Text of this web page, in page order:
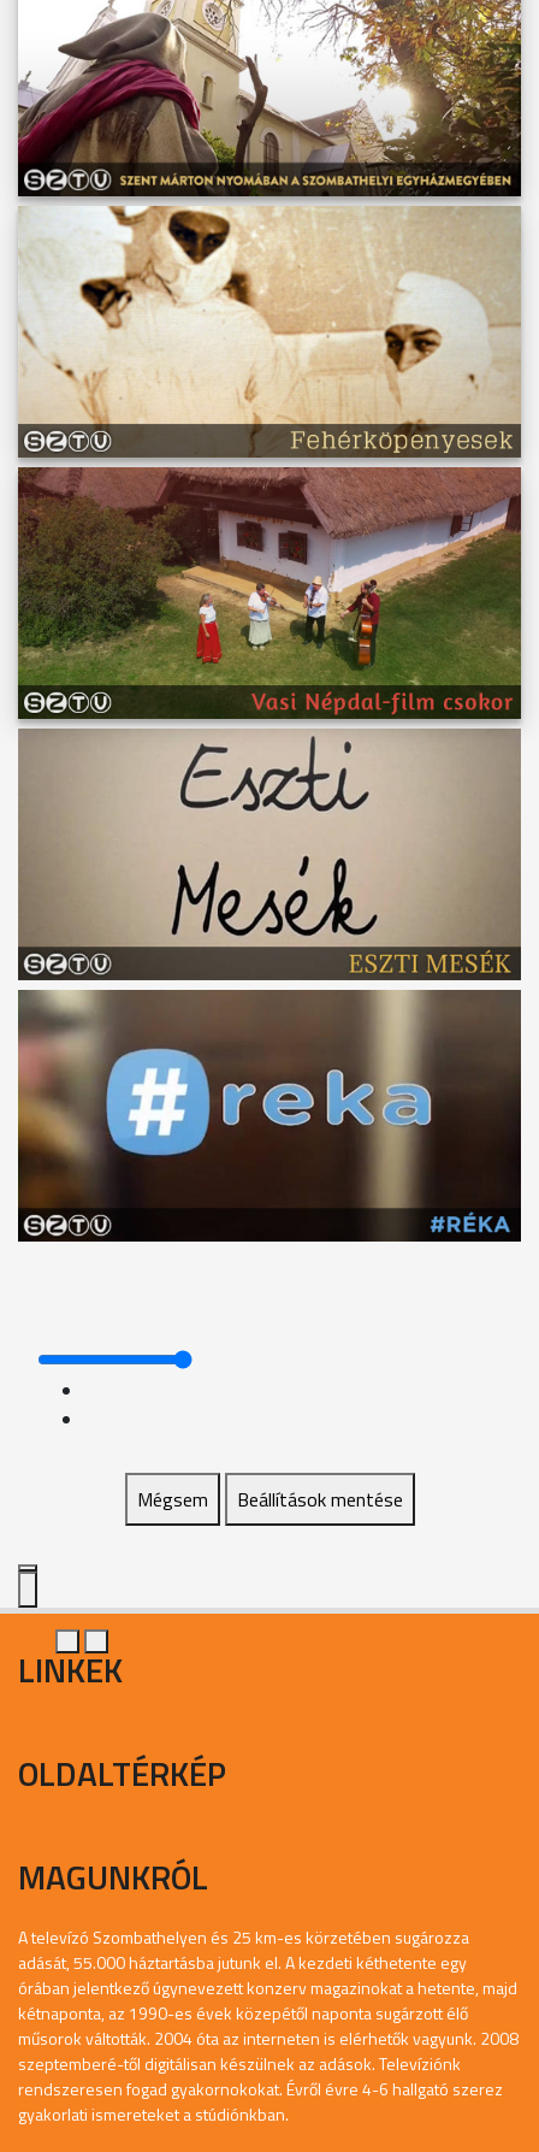
Mégsem Beállítások mentése
LINKEK
OLDALTÉRKÉP
MAGUNKRÓL
A televízó Szombathelyen és 25 km-es körzetében sugározza
adását, 55.000 háztartásba jutunk el. A kezdeti kéthetente egy
órában jelentkező úgynevezett konzerv magazinokat a hetente, majd
kétnaponta, az 1990-es évek közepétől naponta sugárzott élő
műsorok váltották. 2004 óta az interneten is elérhetők vagyunk. 2008
szeptemberé-től digitálisan készülnek az adások. Televíziónk
rendszeresen fogad gyakornokokat. Évről évre 4-6 hallgató szerez
gyakorlati ismereteket a stúdiónkban.